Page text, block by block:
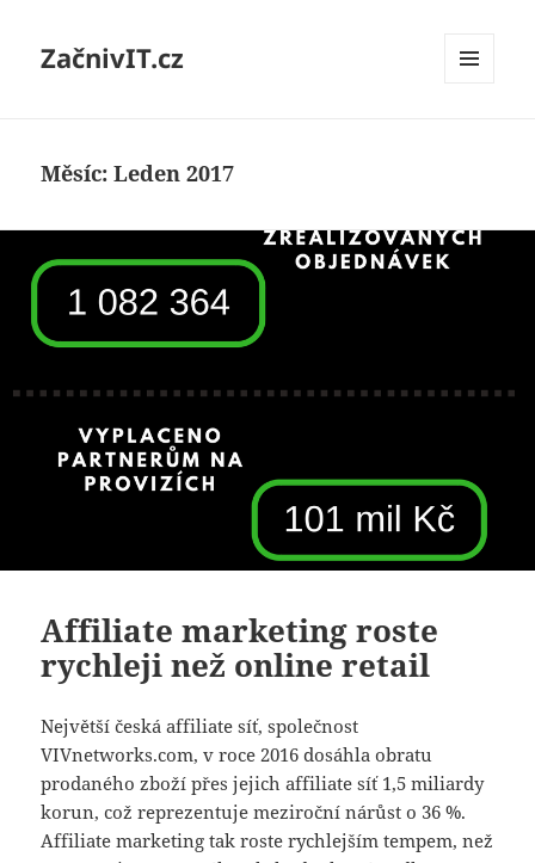
ZačnivIT.cz
Měsíc:Leden 2017
Affiliate marketing roste
rychleji než online retail
Největší česká affiliate síť, společnost
VIVnetworks.com, v roce 2016 dosáhla obratu
prodaného zboží přes jejich affiliate síť 1,5 miliardy
korun, což reprezentuje meziroční nárůst o 36 %.
Affiliate marketing tak roste rychlejším tempem, než